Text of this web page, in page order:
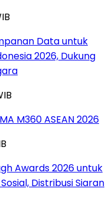
Data untuk
2026, Dukung
M360 ASEAN 2026
Awards 2026 untuk
Distribusi Siaran